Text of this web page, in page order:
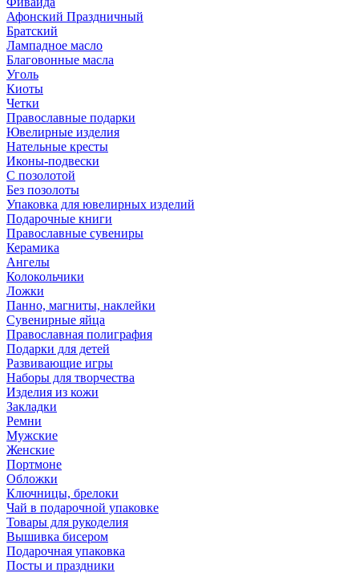
Афонский Праздничный
Братский
Лампадное масло
Благовонные масла
Уголь
Киоты
Четки
Православные подарки
Ювелирные изделия
Нательные кресты
Иконы-подвески
С позолотой
Без позолоты
Упаковка для ювелирных изделий
Подарочные книги
Православные сувениры
Керамика
Ангелы
Колокольчики
Ложки
Панно, магниты, наклейки
Сувенирные яйца
Православная полиграфия
Подарки для детей
Развивающие игры
Наборы для творчества
Изделия из кожи
Закладки
Ремни
Мужские
Женские
Портмоне
Обложки
Ключницы, брелоки
Чай в подарочной упаковке
Товары для рукоделия
Вышивка бисером
Подарочная упаковка
Посты и праздники